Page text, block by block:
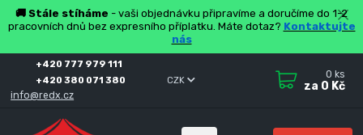
🚚 Stále stíháme - vaši objednávku připravíme a doručíme do 1-2
pracovních dnů bez expresního příplatku. Máte dotaz? Kontaktujte
nás
CZK
+420 777 979 111
+420 380 071 380
info@redx.cz
0 ks
za 0 Kč